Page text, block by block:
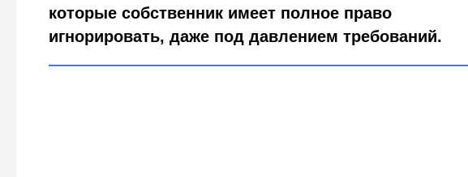
которые собственник имеет полное право
игнорировать, даже под давлением требований.